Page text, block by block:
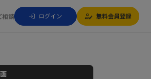
相談 ログイン 無料会員登録